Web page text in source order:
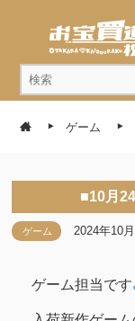
ゲーム
■10月
ゲーム 2024年10
ゲーム担当です